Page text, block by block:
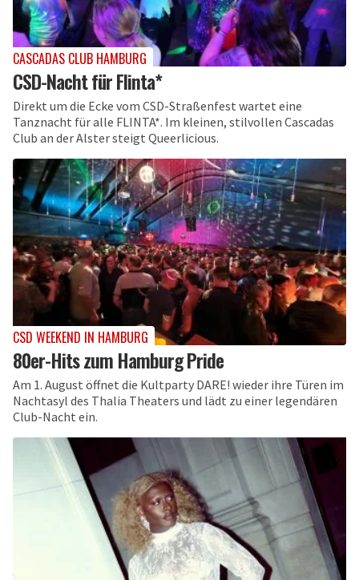
CASCADAS CLUB HAMBURG
CSD-Nacht für Flinta*
Direkt um die Ecke vom CSD-Straßenfest wartet eine
Tanznacht für alle FLINTA*. Im kleinen, stilvollen Cascadas
Club an der Alster steigt Queerlicious.
CSD WEEKEND IN HAMBURG
80er-Hits zum Hamburg Pride
Am 1. August öffnet die Kultparty DARE! wieder ihre Türen im
Nachtasyl des Thalia Theaters und lädt zu einer legendären
Club-Nacht ein.